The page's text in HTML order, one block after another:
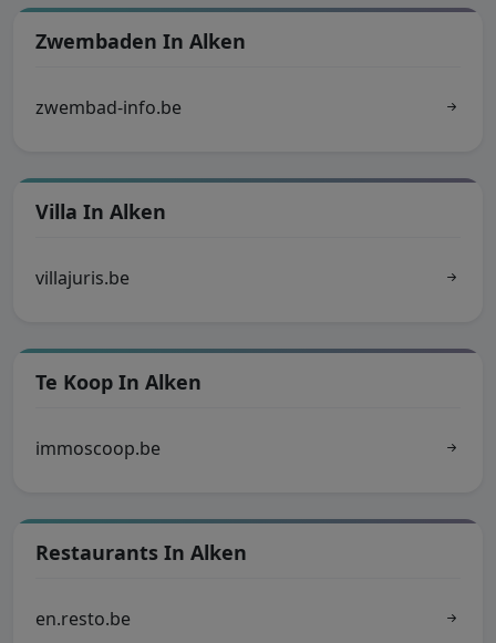
Zwembaden In Alken
zwembad-info.be
Villa In Alken
villajuris.be
Te Koop In Alken
immoscoop.be
Restaurants In Alken
en.resto.be